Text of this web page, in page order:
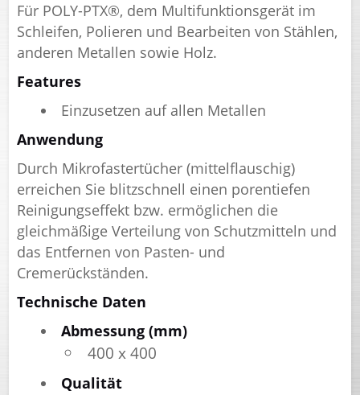
Für POLY-PTX®, dem Multifunktionsgerät im
Schleifen, Polieren und Bearbeiten von Stählen,
anderen Metallen sowie Holz.
Features
Einzusetzen auf allen Metallen
Anwendung
Durch Mikrofastertücher (mittelflauschig)
erreichen Sie blitzschnell einen porentiefen
Reinigungseffekt bzw. ermöglichen die
gleichmäßige Verteilung von Schutzmitteln und
das Entfernen von Pasten- und
Cremerückständen.
Technische Daten
Abmessung (mm)
400 x 400
Qualität